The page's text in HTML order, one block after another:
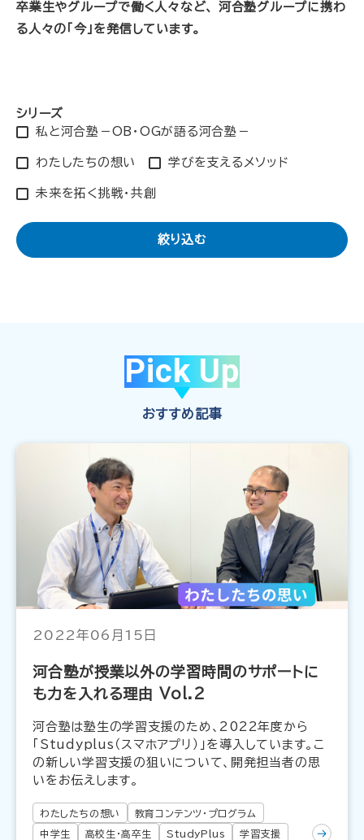
卒業生やグループで働く人々など、
河合塾グループに携わ
る人々の「今」を発信しています。
シリーズ
私と河合塾－OB・OGが語る河合塾－
わたしたちの想い 学びを支えるメソッド
未来を拓く挑戦・共創
絞り込む
Pick Up
おすすめ記事
2022年06月15日
河合塾が授業以外の学習時間のサポートに
も力を入れる理由 Vol.2
河合塾は塾生の学習支援のため、2022年度から
「Studyplus（スマホアプリ）」を導入しています。こ
の新しい学習支援の狙いについて、開発担当者の思
いをお伝えします。
わたしたちの想い 教育コンテンツ・プログラム
中学生 高校生・高卒生 StudyPlus 学習支援